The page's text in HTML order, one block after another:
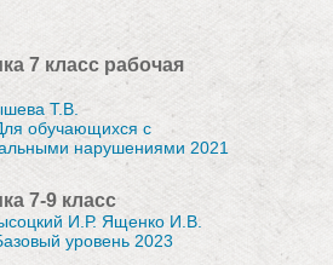
7 класс рабочая
Т.В.
обучающихся с
нарушениями 2021
7-9 класс
И.Р. Ященко И.В.
уровень 2023